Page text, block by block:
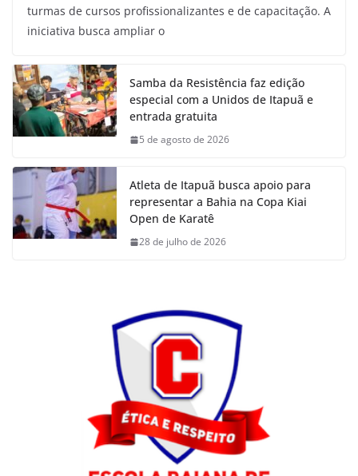
turmas de cursos profissionalizantes e de capacitação. A
iniciativa busca ampliar o
Samba da Resistência faz edição
especial com a Unidos de Itapuã e
entrada gratuita
5 de agosto de 2026
Atleta de Itapuã busca apoio para
representar a Bahia na Copa Kiai
Open de Karatê
28 de julho de 2026